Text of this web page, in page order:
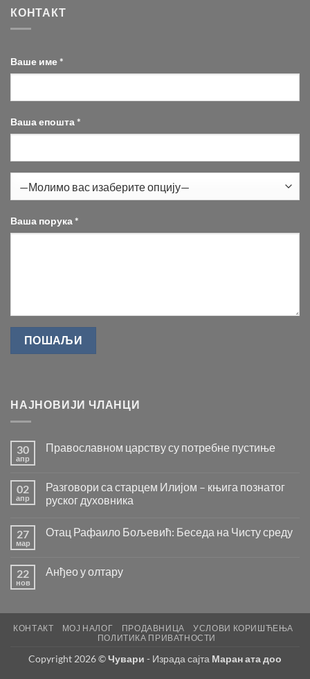
КОНТАКТ
Ваше име *
Ваша епошта *
Ваша порука *
НАЈНОВИЈИ ЧЛАНЦИ
30
апр
Православном царству су потребне пустиње
Православном
царству
су
02
апр
Разговори са старцем Илијом – књига познатог
руског духовника
на
Разговори
Илијом
–
духовника
27
мар
Отац Рафаило Бољевић: Беседа на Чисту среду
Отац
среду
22
нов
Анђео у олтару
Анђео
олтару
КОНТАКТ МОЈ НАЛОГ ПРОДАВНИЦА
УСЛОВИ КОРИШЋЕЊА
ПОЛИТИКА ПРИВАТНОСТИ
Copyright 2026 ©Чувари - Израда сајта Маран ата доо